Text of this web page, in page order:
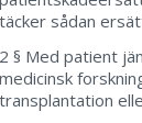
täcker sådan
2 § Med patient
medicinsk
transplantation